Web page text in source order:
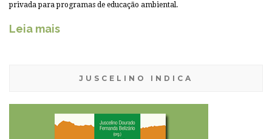
privada para programas de educação ambiental.
Leia mais
JUSCELINO INDICA